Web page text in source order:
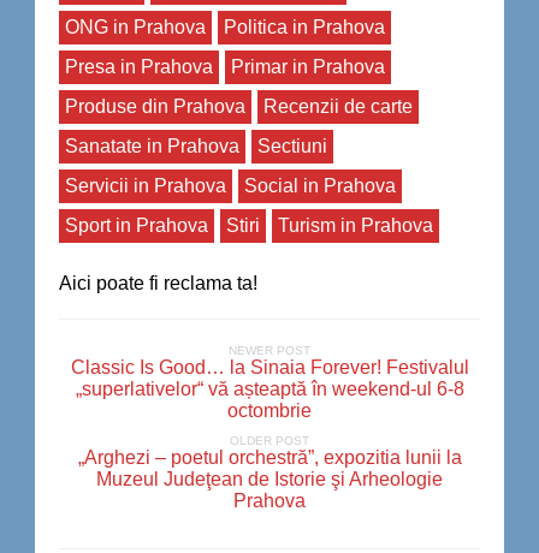
ONG in Prahova
Politica in Prahova
Presa in Prahova
Primar in Prahova
Produse din Prahova
Recenzii de carte
Sanatate in Prahova
Sectiuni
Servicii in Prahova
Social in Prahova
Sport in Prahova
Stiri Turism in Prahova
Aici poate fi reclama ta!
NEWER POST
Classic Is Good… la Sinaia Forever! Festivalul
„superlativelor“ vă așteaptă în weekend-ul 6-8
octombrie
OLDER POST
„Arghezi – poetul orchestră”, expozitia lunii la
Muzeul Judeţean de Istorie şi Arheologie
Prahova